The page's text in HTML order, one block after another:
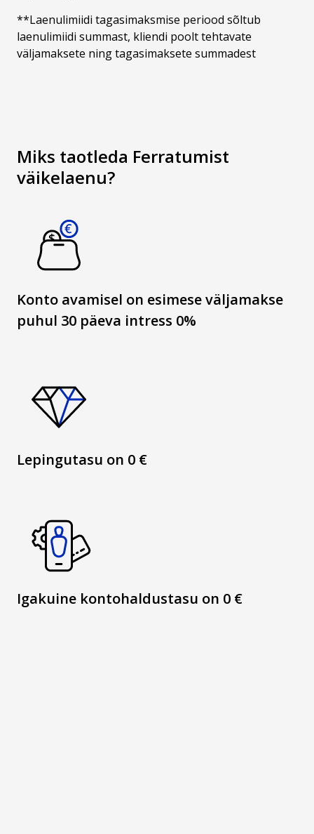
**Laenulimiidi tagasimaksmise periood sõltub
laenulimiidi summast, kliendi poolt tehtavate
väljamaksete ning tagasimaksete summadest
Miks taotleda Ferratumist
väikelaenu?
Konto avamisel on esimese väljamakse
puhul 30 päeva intress 0%
Lepingutasu on 0 €
Igakuine kontohaldustasu on 0 €